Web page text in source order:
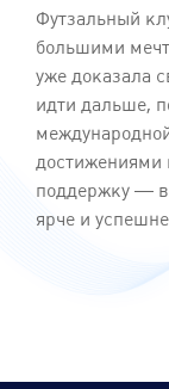
Футзальный
большими
уже доказала
идти дальше,
достижениями
поддержку —
ярче и